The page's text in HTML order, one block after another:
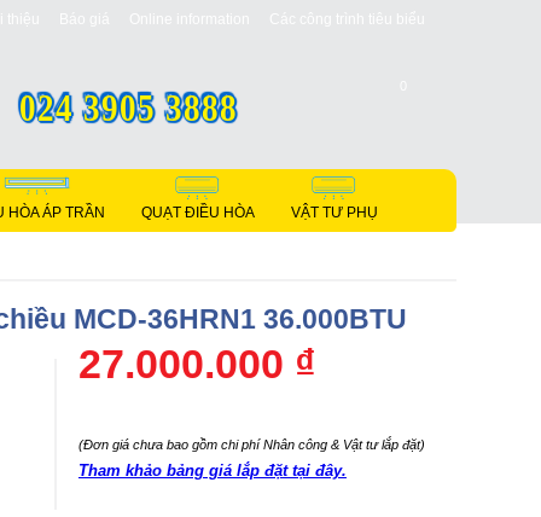
Báo giá Online information Các công trình tiêu biểu
024 3905 3888
HÒA ÁP TRẦN QUẠT ĐIỀU HÒA VẬT TƯ PHỤ
MCD-36HRN1 36.000BTU
27.000.000 ₫
(Đơn giá chưa bao gồm chi phí Nhân công & Vật tư lắp đặt)
Tham khảo bảng giá lắp đặt tại đây.